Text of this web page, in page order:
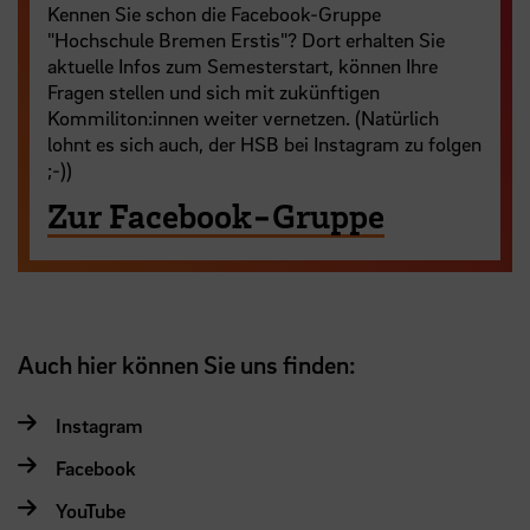
Kennen Sie schon die Facebook-Gruppe
"Hochschule Bremen Erstis"? Dort erhalten Sie
aktuelle Infos zum Semesterstart, können Ihre
Fragen stellen und sich mit zukünftigen
Kommiliton:innen weiter vernetzen. (Natürlich
lohnt es sich auch, der HSB bei Instagram zu folgen
;-))
Zur Facebook-Gruppe
Auch hier können Sie uns finden:
Instagram
Facebook
YouTube